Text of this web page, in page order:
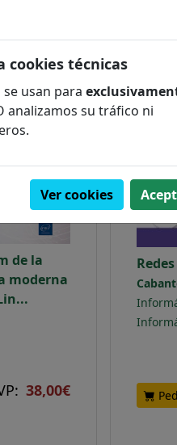
de la
moderna
38,00€
cookies técnicas
usan para
analizamos su tráfico ni
Ver cookies